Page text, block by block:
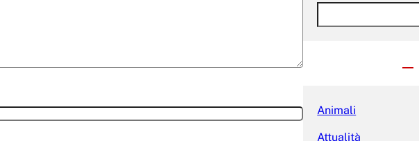
S
Animali
Attualità